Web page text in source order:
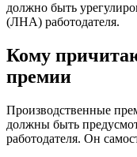
должно быть
(ЛНА) работодателя.
Кому
премии
Производственные
должны быть
работодателя. Он